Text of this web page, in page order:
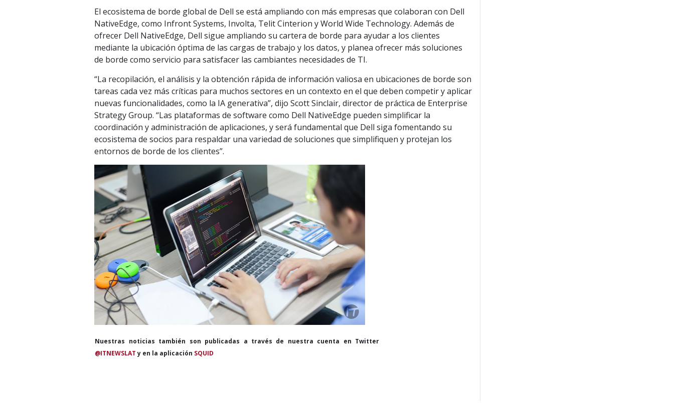
El ecosistema de borde global de Dell se está ampliando con más empresas que colaboran con Dell
NativeEdge, como Infront Systems, Involta, Telit Cinterion y World Wide Technology. Además de
ofrecer Dell NativeEdge, Dell sigue ampliando su cartera de borde para ayudar a los clientes
mediante la ubicación óptima de las cargas de trabajo y los datos, y planea ofrecer más soluciones
de borde como servicio para satisfacer las cambiantes necesidades de TI.
“La recopilación, el análisis y la obtención rápida de información valiosa en ubicaciones de borde son
tareas cada vez más críticas para muchos sectores en un contexto en el que deben competir y aplicar
nuevas funcionalidades, como la IA generativa”, dijo Scott Sinclair, director de práctica de Enterprise
Strategy Group. “Las plataformas de software como Dell NativeEdge pueden simplificar la
coordinación y administración de aplicaciones, y será fundamental que Dell siga fomentando su
ecosistema de socios para respaldar una variedad de soluciones que simplifiquen y protejan los
entornos de borde de los clientes”.
Nuestras noticias también son publicadas a través de nuestra cuenta en Twitter
@ITNEWSLATy en la aplicación SQUID